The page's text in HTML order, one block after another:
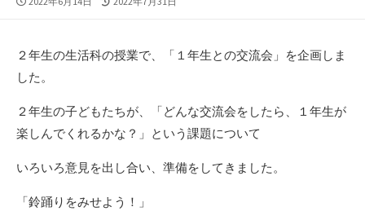
新
日
２年生の生活科の授業で、「１年生との交流会」を企画しま
した。
２年生の子どもたちが、「どんな交流会をしたら、１年生が
楽しんでくれるかな？」という課題について
いろいろ意見を出し合い、準備をしてきました。
「鈴踊りをみせよう！」